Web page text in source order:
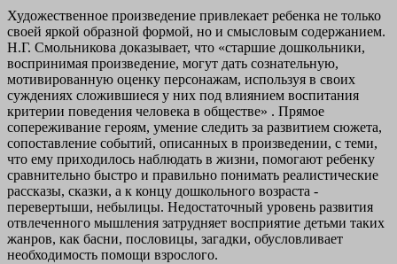
Художественное произведение привлекает ребенка не только
своей яркой образной формой, но и смысловым содержанием.
Н.Г. Смольникова доказывает, что «старшие дошкольники,
воспринимая произведение, могут дать сознательную,
мотивированную оценку персонажам, используя в своих
суждениях сложившиеся у них под влиянием воспитания
критерии поведения человека в обществе» . Прямое
сопереживание героям, умение следить за развитием сюжета,
сопоставление событий, описанных в произведении, с теми,
что ему приходилось наблюдать в жизни, помогают ребенку
сравнительно быстро и правильно понимать реалистические
рассказы, сказки, а к концу дошкольного возраста -
перевертыши, небылицы. Недостаточный уровень развития
отвлеченного мышления затрудняет восприятие детьми таких
жанров, как басни, пословицы, загадки, обусловливает
необходимость помощи взрослого.